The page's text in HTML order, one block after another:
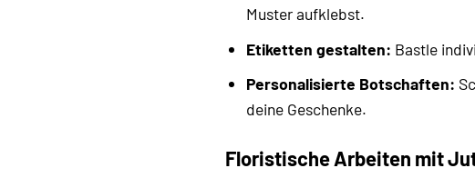
Muster aufklebst.
Etiketten gestalten: Bastle
Personalisierte Botschaften:
deine Geschenke.
Floristische Arbeiten mit